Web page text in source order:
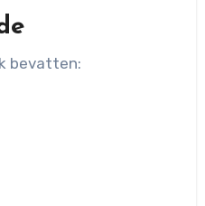
bevatten: